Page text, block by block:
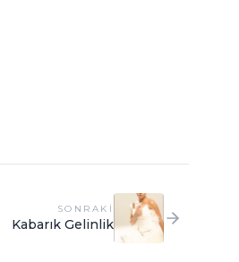
SONRAKI
Kabarık Gelinlik